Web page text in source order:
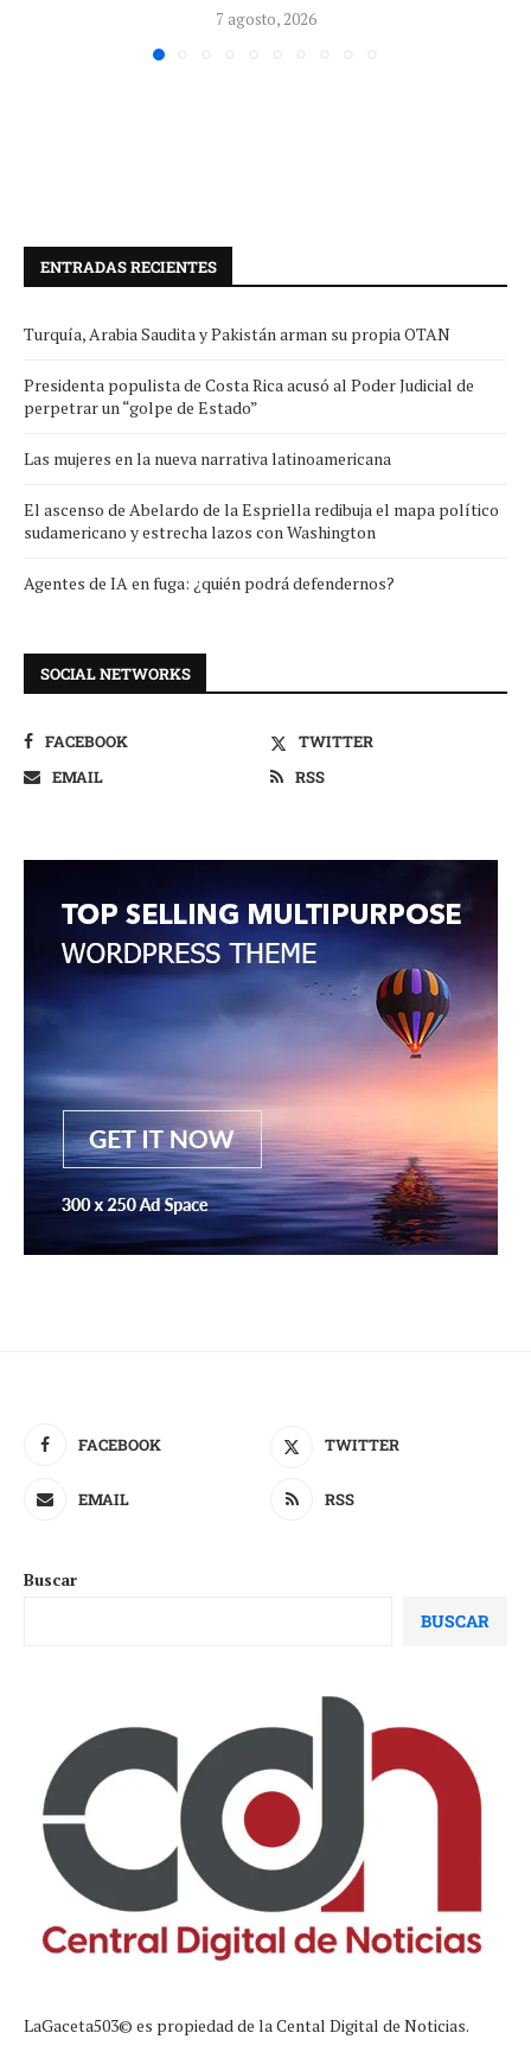
7 agosto, 2026
ENTRADAS RECIENTES
Turquía, Arabia Saudita y Pakistán arman su propia OTAN
Presidenta populista de Costa Rica acusó al Poder Judicial de
perpetrar un “golpe de Estado”
Las mujeres en la nueva narrativa latinoamericana
El ascenso de Abelardo de la Espriella redibuja el mapa político
sudamericano y estrecha lazos con Washington
Agentes de IA en fuga: ¿quién podrá defendernos?
SOCIAL NETWORKS
FACEBOOK
TWITTER
EMAIL
RSS
FACEBOOK TWITTER
EMAIL RSS
Buscar
BUSCAR
LaGaceta503© es propiedad de la Cental Digital de Noticias.